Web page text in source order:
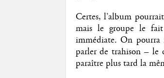
Certes, l’album
mais le groupe le fait
immédiate. On
parler de trahison – le
paraître plus tard la